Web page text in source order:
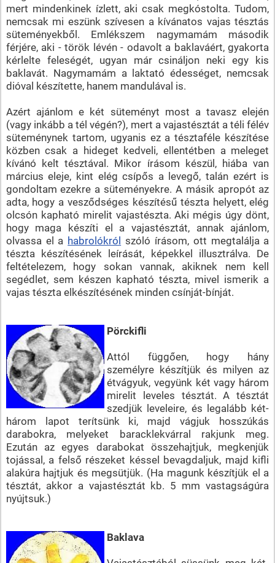
mert mindenkinek ízlett, aki csak megkóstolta. Tudom,
nemcsak mi eszünk szívesen a kívánatos vajas tésztás
süteményekből. Emlékszem nagymamám második
férjére, aki - török lévén - odavolt a baklaváért, gyakorta
kérlelte feleségét, ugyan már csináljon neki egy kis
baklavát. Nagymamám a laktató édességet, nemcsak
dióval készítette, hanem mandulával is.
Azért ajánlom e két süteményt most a tavasz elején
(vagy inkább a tél végén?), mert a vajastésztát a téli félév
süteménynek tartom, ugyanis ez a tésztaféle készítése
közben csak a hideget kedveli, ellentétben a meleget
kívánó kelt tésztával. Mikor írásom készül, hiába van
március eleje, kint elég csípős a levegő, talán ezért is
gondoltam ezekre a süteményekre. A másik apropót az
adta, hogy a vesződséges készítésű tészta helyett, elég
olcsón kapható mirelit vajastészta. Aki mégis úgy dönt,
hogy maga készíti el a vajastésztát, annak ajánlom,
olvassa el a habrolókról szóló írásom, ott megtalálja a
tészta készítésének leírását, képekkel illusztrálva. De
feltételezem, hogy sokan vannak, akiknek nem kell
segédlet, sem készen kapható tészta, mivel ismerik a
vajas tészta elkészítésének minden csínját-bínját.
Pörckifli
Attól függően, hogy hány
személyre készítjük és milyen az
étvágyuk, vegyünk két vagy három
mirelit leveles tésztát. A tésztát
szedjük leveleire, és legalább két-
három lapot terítsünk ki, majd vágjuk hosszúkás
darabokra, melyeket baracklekvárral rakjunk meg.
Ezután az egyes darabokat összehajtjuk, megkenjük
tojással, a felső részeket késsel bevagdaljuk, majd kifli
alakúra hajtjuk és megsütjük. (Ha magunk készítjük el a
tésztát, akkor a vajastésztát kb. 5 mm vastagságúra
nyújtsuk.)
Baklava